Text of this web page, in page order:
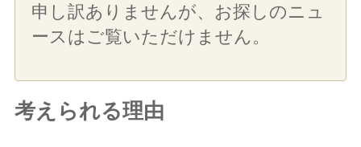
申し訳ありませんが、お探しのニュ
ースはご覧いただけません。
考えられる理由